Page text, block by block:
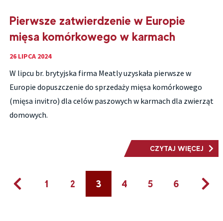
Pierwsze zatwierdzenie w Europie
mięsa komórkowego w karmach
26 LIPCA 2024
W lipcu br. brytyjska firma Meatly uzyskała pierwsze w
Europie dopuszczenie do sprzedaży mięsa komórkowego
(mięsa invitro) dla celów paszowych w karmach dla zwierząt
domowych.
CZYTAJ WIĘCEJ
1 2 3 4 5 6